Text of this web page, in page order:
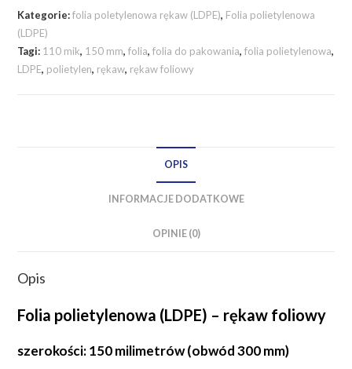
Kategorie:folia poletylenowa rękaw (LDPE), Folia polietylenowa
(LDPE)
Tagi: 110 mik, 150 mm,folia,folia do pakowania,folia polietylenowa,
LDPE, polietylen, rękaw, rękaw foliowy
OPIS
INFORMACJE DODATKOWE
OPINIE (0)
Opis
Folia polietylenowa (LDPE) – rękaw foliowy
szerokości: 150 milimetrów (obwód 300 mm)